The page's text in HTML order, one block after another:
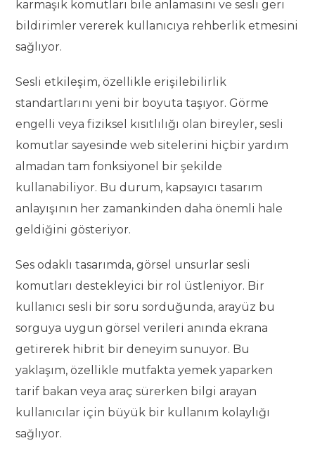
karmaşık komutları bile anlamasını ve sesli geri
bildirimler vererek kullanıcıya rehberlik etmesini
sağlıyor.
Sesli etkileşim, özellikle erişilebilirlik
standartlarını yeni bir boyuta taşıyor. Görme
engelli veya fiziksel kısıtlılığı olan bireyler, sesli
komutlar sayesinde web sitelerini hiçbir yardım
almadan tam fonksiyonel bir şekilde
kullanabiliyor. Bu durum, kapsayıcı tasarım
anlayışının her zamankinden daha önemli hale
geldiğini gösteriyor.
Ses odaklı tasarımda, görsel unsurlar sesli
komutları destekleyici bir rol üstleniyor. Bir
kullanıcı sesli bir soru sorduğunda, arayüz bu
sorguya uygun görsel verileri anında ekrana
getirerek hibrit bir deneyim sunuyor. Bu
yaklaşım, özellikle mutfakta yemek yaparken
tarif bakan veya araç sürerken bilgi arayan
kullanıcılar için büyük bir kullanım kolaylığı
sağlıyor.